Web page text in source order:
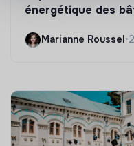
énergétique des
Marianne Roussel •